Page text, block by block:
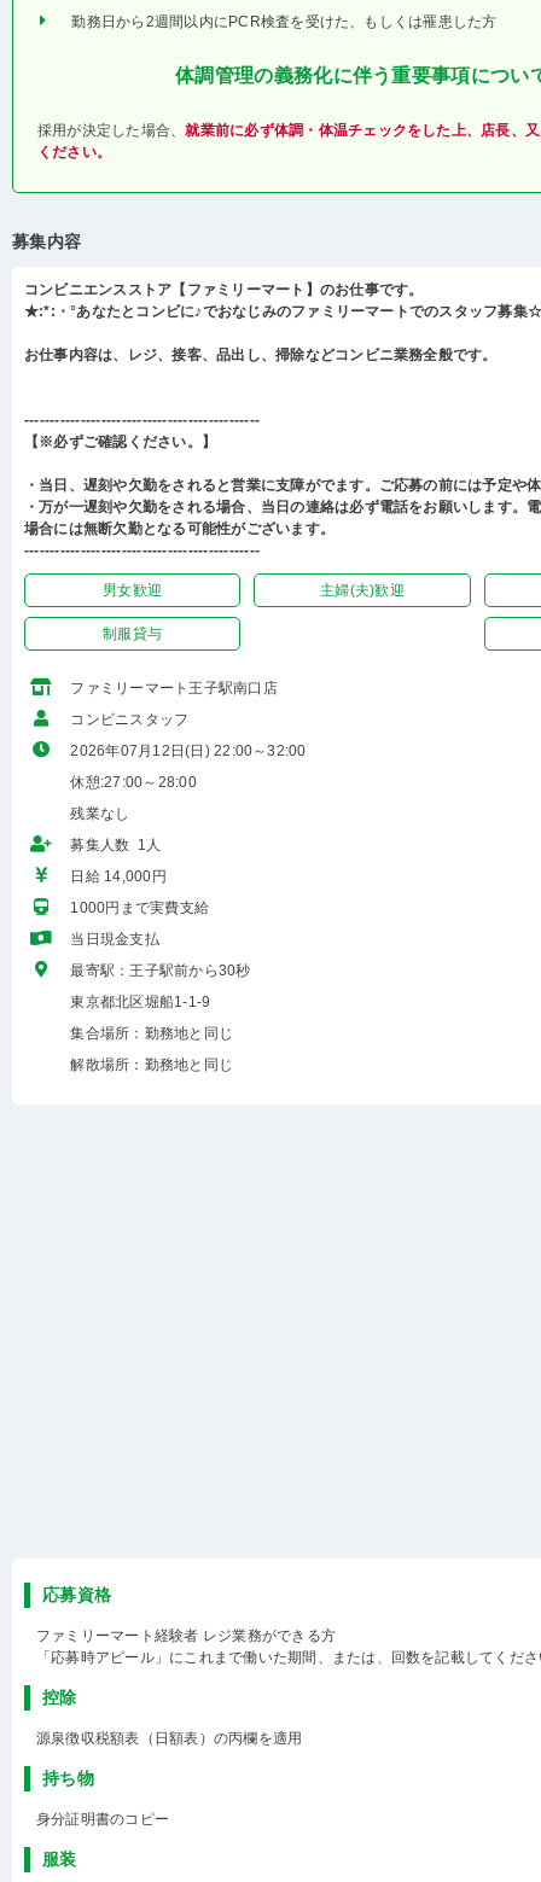
勤務日から2週間以内にPCR検査を受けた、もしくは罹患した方
体調管理の義務化に伴う重要事項につい
採用が決定した場合、就業前に必ず体調・体温チェックをした上、店長、
ください。
募集内容
コンビニエンスストア【ファミリーマート】のお仕事です。
★:*:・°あなたとコンビに♪でおなじみのファミリーマートでのスタッフ募集
お仕事内容は、レジ、接客、品出し、掃除などコンビニ業務全般です。
----------------------------------------------
【※必ずご確認ください。】
・当日、遅刻や欠勤をされると営業に支障がでます。ご応募の前には予定や
・万が一遅刻や欠勤をされる場合、当日の連絡は必ず電話をお願いします。
場合には無断欠勤となる可能性がございます。
----------------------------------------------
男女歓迎 主婦(夫)歓迎
制服貸与
ファミリーマート王子駅南口店
コンビニスタッフ
2026年07月12日(日) 22:00～32:00
休憩:27:00～28:00
残業なし
募集人数 1人
日給 14,000円
1000円まで実費支給
当日現金支払
最寄駅：王子駅前から30秒
東京都北区堀船1-1-9
集合場所：勤務地と同じ
解散場所：勤務地と同じ
応募資格
ファミリーマート経験者 レジ業務ができる方
「応募時アピール」にこれまで働いた期間、または、回数を記載してくだ
控除
源泉徴収税額表（日額表）の丙欄を適用
持ち物
身分証明書のコピー
服装